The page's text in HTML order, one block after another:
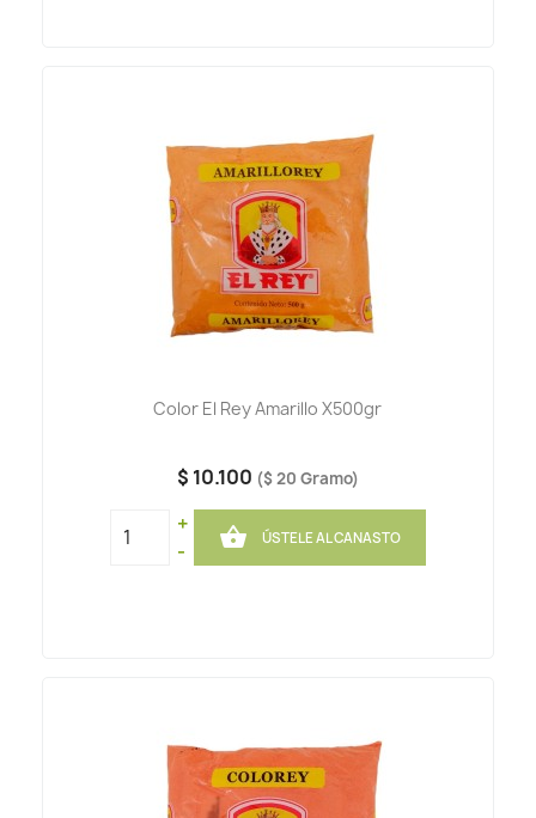
Color El Rey Amarillo X500gr
$ 10.100 ($ 20 Gramo)
+
-
 ÚSTELE AL CANASTO